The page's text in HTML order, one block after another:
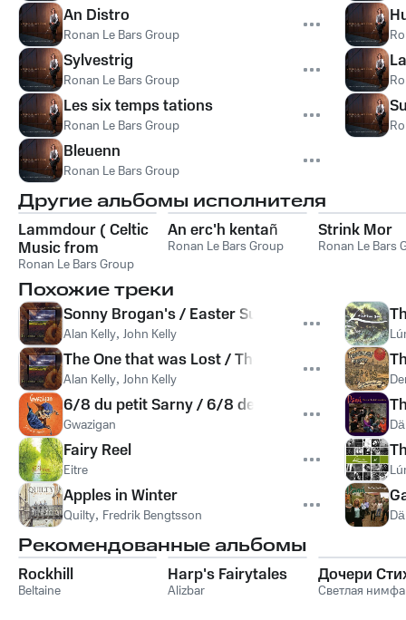
An Distro
Ronan Le Bars Group
Sylvestrig
Ronan Le Bars Group
Les six temps tations
Ronan Le Bars Group
Bleuenn
Ronan Le Bars Group
Другие альбомы исполнителя
Lammdour ( Celtic
Music from
Brittany / Keltia
Musique -
Bretagne )
Ronan Le Bars Group
An erc'h kentañ
Ronan Le Bars Group
Strink Mor
Ronan Le Bars
Похожие треки
Sonny Brogan's / Easter Sunday / The Glentaun
Alan Kelly, John Kelly
The One that was Lost / The Hag's Purse / The
Alan Kelly, John Kelly
6/8 du petit Sarny / 6/8 de Valcartier / Reel en
Gwazigan
Fairy Reel
Eitre
Apples in Winter
Quilty, Fredrik Bengtsson
Рекомендованные альбомы
Rockhill
Beltaine
Harp's Fairytales
Alizbar
Дочери
Светлая нимфа